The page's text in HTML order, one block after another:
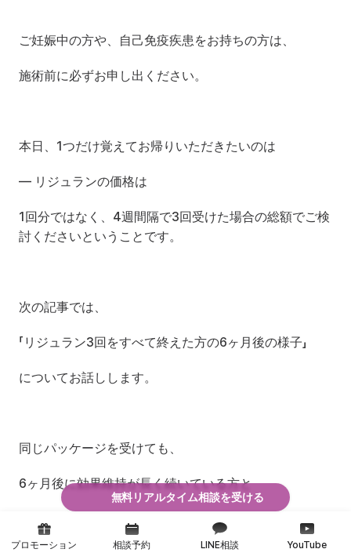
ご妊娠中の方や、自己免疫疾患をお持ちの方は、
施術前に必ずお申し出ください。
本日、1つだけ覚えてお帰りいただきたいのは
— リジュランの価格は
1回分ではなく、4週間隔で3回受けた場合の総額でご検
討くださいということです。
次の記事では、
「リジュラン3回をすべて終えた方の6ヶ月後の様子」
についてお話しします。
同じパッケージを受けても、
6ヶ月後に効果維持が長く続いている方と
実際のケースを挙げてご紹介します。
プロモーション 相談予約 LINE相談 YouTube
無料リアルタイム相談を受ける